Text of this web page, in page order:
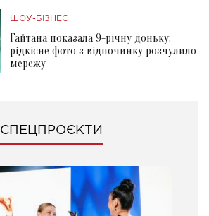
ШОУ-БІЗНЕС
Гайтана показала 9-річну доньку:
рідкісне фото з відпочинку розчулило
мережу
СПЕЦПРОЄКТИ